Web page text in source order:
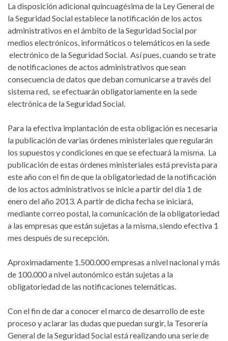
La disposición adicional quincuagésima de la Ley General de
la Seguridad Social establece la notificación de los actos
administrativos en el ámbito de la Seguridad Social por
medios electrónicos, informáticos o telemáticos en la sede
electrónico de la Seguridad Social. Así pues, cuando se trate
de notificaciones de actos administrativos que sean
consecuencia de datos que deban comunicarse a través del
sistema red, se efectuarán obligatoriamente en la sede
electrónica de la Seguridad Social.
Para la efectiva implantación de esta obligación es necesaria
la publicación de varias órdenes ministeriales que regularán
los supuestos y condiciones en que se efectuará la misma. La
publicación de estas órdenes ministeriales está prevista para
este año con el fin de que la obligatoriedad de la notificación
de los actos administrativos se inicie a partir del día 1 de
enero del año 2013. A partir de dicha fecha se iniciará,
mediante correo postal, la comunicación de la obligatoriedad
a las empresas que están sujetas a la misma, siendo efectiva 1
mes después de su recepción.
Aproximadamente 1.500.000 empresas a nivel nacional y más
de 100.000 a nivel autonómico están sujetas a la
obligatoriedad de las notificaciones telemáticas.
Con el fin de dar a conocer el marco de desarrollo de este
proceso y aclarar las dudas que puedan surgir, la Tesorería
General de la Seguridad Social está realizando una serie de